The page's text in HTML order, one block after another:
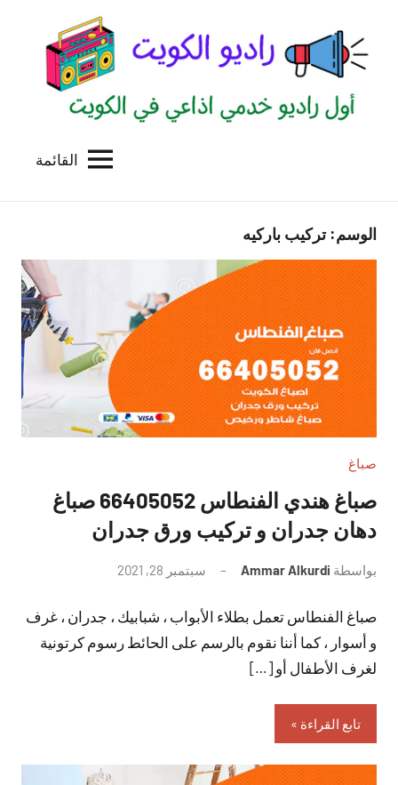
المحتوى
الكويت
للاعلانات
بالكويت
القائمة
الوسم:تركيب باركيه
صباغ
صباغ هندي الفنطاس 66405052 صباغ
دهان جدران و تركيب ورق جدران
بواسطة Ammar Alkurdi سبتمبر 28, 2021
تعليقات
صباغ الفنطاس تعمل بطلاء الأبواب ، شبابيك ، جدران ، غرف
و أسوار ، كما أننا نقوم بالرسم على الحائط رسوم كرتونية
لغرف الأطفال أو […]
تابع القراءة